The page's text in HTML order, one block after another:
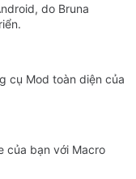
do Bruna
cụ Mod toàn diện của
của bạn với Macro